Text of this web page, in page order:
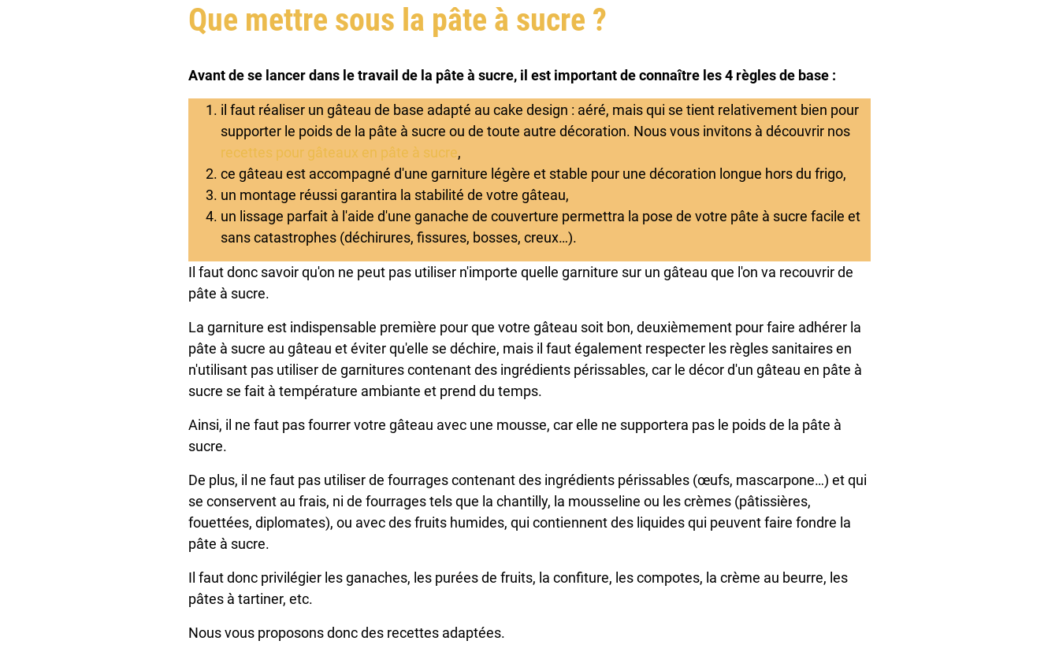
Que mettre sous la pâte à sucre ?
Avant de se lancer dans le travail de la pâte à sucre, il est important de connaître les 4 règles de base :
il faut réaliser un gâteau de base adapté au cake design : aéré, mais qui se tient relativement bien pour
supporter le poids de la pâte à sucre ou de toute autre décoration. Nous vous invitons à découvrir nos
recettes pour gâteaux en pâte à sucre,
ce gâteau est accompagné d'une garniture légère et stable pour une décoration longue hors du frigo,
un montage réussi garantira la stabilité de votre gâteau,
un lissage parfait à l'aide d'une ganache de couverture permettra la pose de votre pâte à sucre facile et
sans catastrophes (déchirures, fissures, bosses, creux…).
Il faut donc savoir qu'on ne peut pas utiliser n'importe quelle garniture sur un gâteau que l'on va recouvrir de
pâte à sucre.
La garniture est indispensable première pour que votre gâteau soit bon, deuxièmement pour faire adhérer la
pâte à sucre au gâteau et éviter qu'elle se déchire, mais il faut également respecter les règles sanitaires en
n'utilisant pas utiliser de garnitures contenant des ingrédients périssables, car le décor d'un gâteau en pâte à
sucre se fait à température ambiante et prend du temps.
Ainsi, il ne faut pas fourrer votre gâteau avec une mousse, car elle ne supportera pas le poids de la pâte à
sucre.
De plus, il ne faut pas utiliser de fourrages contenant des ingrédients périssables (œufs, mascarpone…) et qui
se conservent au frais, ni de fourrages tels que la chantilly, la mousseline ou les crèmes (pâtissières,
fouettées, diplomates), ou avec des fruits humides, qui contiennent des liquides qui peuvent faire fondre la
pâte à sucre.
Il faut donc privilégier les ganaches, les purées de fruits, la confiture, les compotes, la crème au beurre, les
pâtes à tartiner, etc.
Nous vous proposons donc des recettes adaptées.